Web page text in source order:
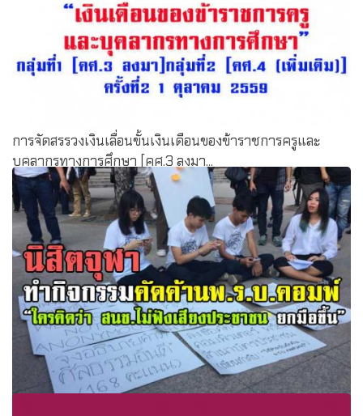
การจัดสรรวงเงินเลื่อนขั้นเงินเดือนของข้าราชการครูและ
บุคลากรทางการศึกษา [คศ.3 ลงมา...